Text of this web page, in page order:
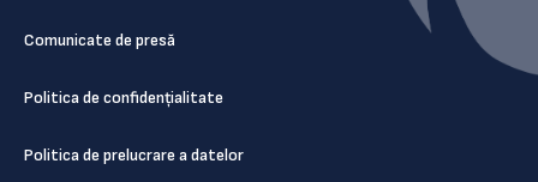
Comunicate de presă
Politica de confidențialitate
Politica de prelucrare a datelor